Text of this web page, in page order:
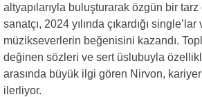
altyapılarıyla buluşturarak özgün bir
sanatçı, 2024 yılında çıkardığı
müzikseverlerin beğenisini kazandı.
değinen sözleri ve sert üslubuyla
arasında büyük ilgi gören Nirvon,
ilerliyor.